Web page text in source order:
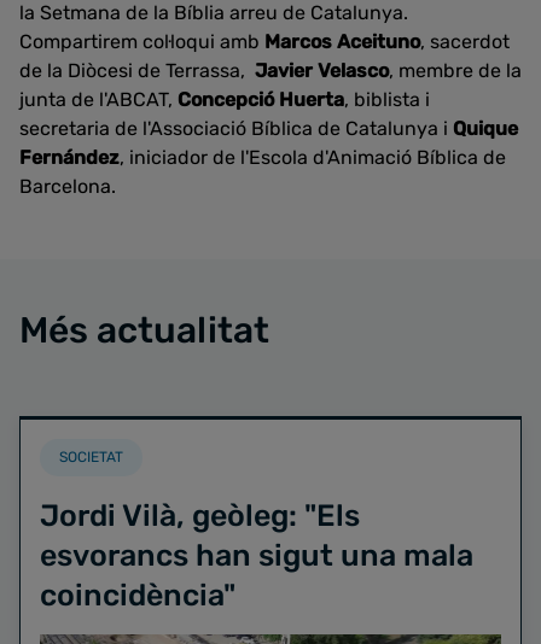
la Setmana de la Bíblia arreu de Catalunya.
Compartirem col·loqui amb Marcos Aceituno, sacerdot
de la Diòcesi de Terrassa, Javier Velasco, membre de la
junta de l'ABCAT, Concepció Huerta, biblista i
secretaria de l'Associació Bíblica de Catalunya i Quique
Fernández, iniciador de l'Escola d'Animació Bíblica de
Barcelona.
Més actualitat
SOCIETAT
Jordi Vilà, geòleg: "Els
esvorancs han sigut una mala
coincidència"